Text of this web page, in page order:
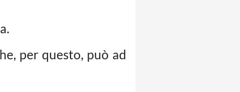
per questo, può ad